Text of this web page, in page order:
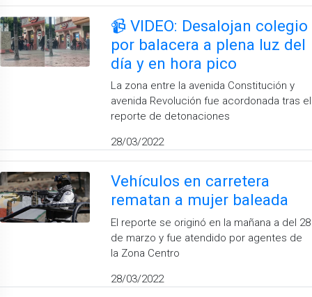
📹 VIDEO: Desalojan colegio
por balacera a plena luz del
día y en hora pico
La zona entre la avenida Constitución y
avenida Revolución fue acordonada tras el
reporte de detonaciones
28/03/2022
Vehículos en carretera
rematan a mujer baleada
El reporte se originó en la mañana a del 28
de marzo y fue atendido por agentes de
la Zona Centro
28/03/2022